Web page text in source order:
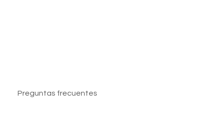
Preguntas frecuentes